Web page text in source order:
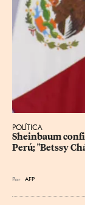
POLÍTICA
Sheinbaum
Perú; "Betssy
Por AFP